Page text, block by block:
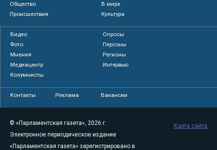
Общество
В мире
Происшествия
Культура
Видео
Опросы
Фото
Персоны
Мнения
Регионы
Медиацентр
Интервью
Колумнисты
Контакты Реклама Вакансии
© «Парламентская газета», 2026 г.
Электронное периодическое издание
«Парламентская газета» зарегистрировано в
Карта сайта